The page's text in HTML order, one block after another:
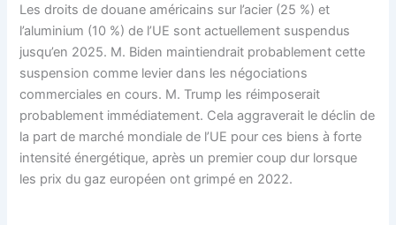
Les droits de douane américains sur l’acier (25 %) et
l’aluminium (10 %) de l’UE sont actuellement suspendus
jusqu’en 2025. M. Biden maintiendrait probablement cette
suspension comme levier dans les négociations
commerciales en cours. M. Trump les réimposerait
probablement immédiatement. Cela aggraverait le déclin de
la part de marché mondiale de l’UE pour ces biens à forte
intensité énergétique, après un premier coup dur lorsque
les prix du gaz européen ont grimpé en 2022.